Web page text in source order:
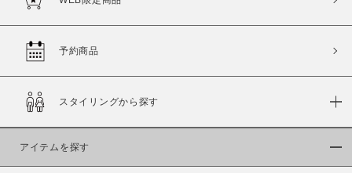
価格
～
商品タイプ
予約商品
スタイリングから探す
アイテムを探す